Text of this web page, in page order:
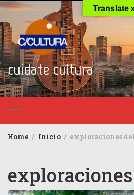
Skip
to
content
cuidate cultura
Home Inicio exploraciones
Translate